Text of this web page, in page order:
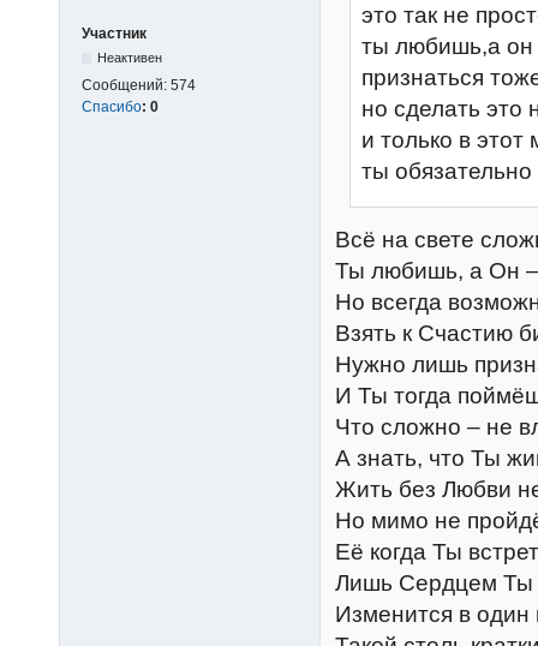
Участник
Неактивен
Сообщений: 574
Спасибо: 0
это так не
ты любишь,а он
признаться
но сделать это
и только в этот
ты
Всё на свете
Ты любишь, а Он –
Но всегда
Взять к Счастию
Нужно лишь
И Ты тогда
Что сложно – не
А знать, что Ты
Жить без Любви
Но мимо не
Её когда Ты
Лишь Сердцем Ты
Изменится в один